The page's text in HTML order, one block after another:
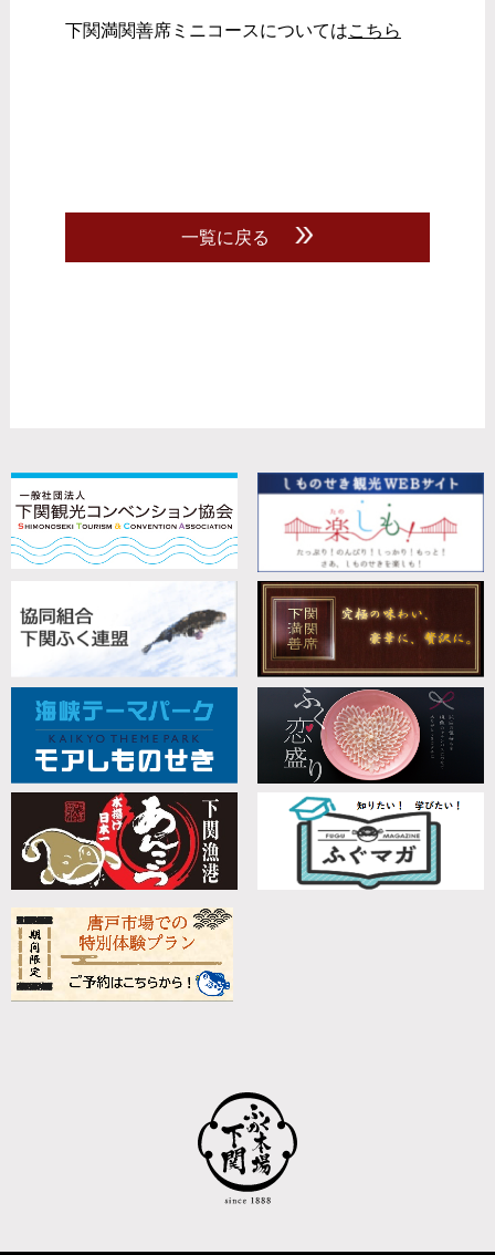
下関満関善席ミニコースについてはこちら
一覧に戻る